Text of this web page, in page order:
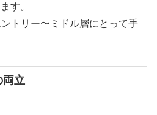
す。
トリー〜ミドル層にとって手
両立